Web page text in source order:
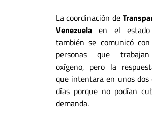
La coordinación de
Venezuela en el
también se comunicó
personas que
oxígeno, pero la
que intentara en unos dos
días porque no podían
demanda.